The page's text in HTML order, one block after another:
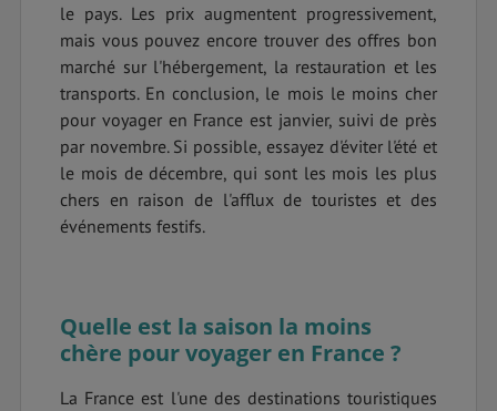
le pays. Les prix augmentent progressivement,
mais vous pouvez encore trouver des offres bon
marché sur l'hébergement, la restauration et les
transports. En conclusion, le mois le moins cher
pour voyager en France est janvier, suivi de près
par novembre. Si possible, essayez d'éviter l'été et
le mois de décembre, qui sont les mois les plus
chers en raison de l'afflux de touristes et des
événements festifs.
Quelle est la saison la moins
chère pour voyager en France ?
La France est l'une des destinations touristiques